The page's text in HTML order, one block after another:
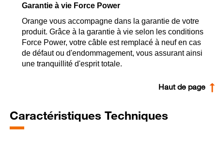
Garantie à vie Force Power
Orange vous accompagne dans la garantie de votre
produit. Grâce à la garantie à vie selon les conditions
Force Power, votre câble est remplacé à neuf en cas
de défaut ou d'endommagement, vous assurant ainsi
une tranquillité d'esprit totale.
Haut de page
Caractéristiques Techniques